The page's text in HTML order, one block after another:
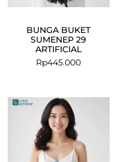
BUNGA BUKET
SUMENEP 29
ARTIFICIAL
Rp445.000